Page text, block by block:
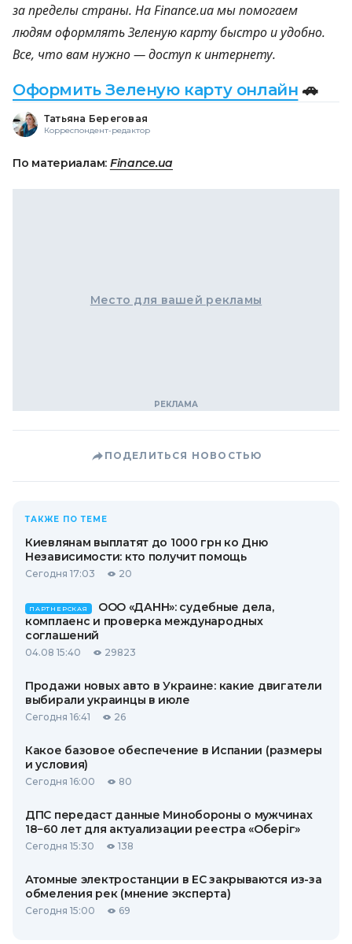
за пределы страны. На Finance.ua мы помогаем
людям оформлять Зеленую карту быстро и удобно.
Все, что вам нужно — доступ к интернету.
Оформить Зеленую карту онлайн 🚗
Татьяна Береговая
Корреспондент-редактор
По материалам: Finance.ua
Место для вашей рекламы
ПОДЕЛИТЬСЯ НОВОСТЬЮ
ТАКЖЕ ПО ТЕМЕ
Киевлянам выплатят до 1000 грн ко Дню
Независимости: кто получит помощь
Сегодня 17:03 20
ПАРТНЕРСКАЯ
ООО «ДАНН»: судебные дела,
комплаенс и проверка международных
соглашений
04.08 15:40 29823
Продажи новых авто в Украине: какие двигатели
выбирали украинцы в июле
Сегодня 16:41 26
Какое базовое обеспечение в Испании (размеры
и условия)
Сегодня 16:00 80
ДПС передаст данные Минобороны о мужчинах
18−60 лет для актуализации реестра «Оберіг»
Сегодня 15:30 138
Атомные электростанции в ЕС закрываются из-за
обмеления рек (мнение эксперта)
Сегодня 15:00 69